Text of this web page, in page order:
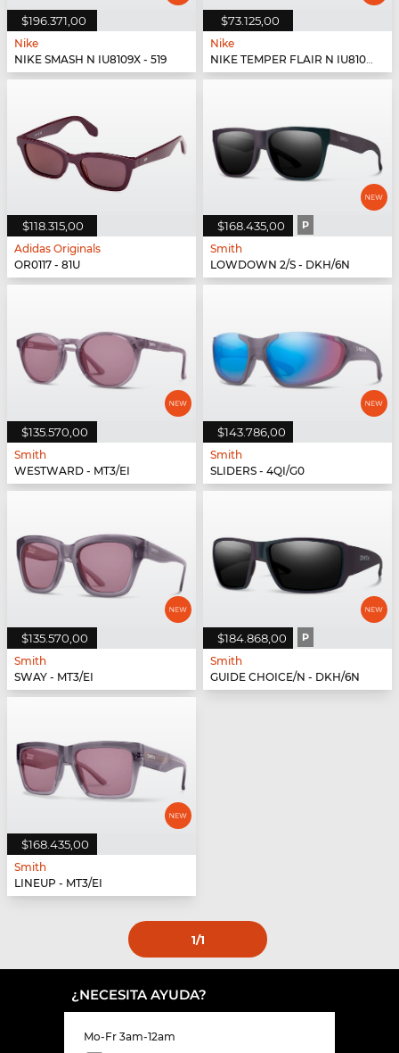
$196.371,00
Nike
NIKE SMASH N IU8109X - 519
$73.125,00
Nike
NIKE TEMPER FLAIR N IU8102X - 204
$118.315,00
Adidas Originals
OR0117 - 81U
$168.435,00 P
Smith
LOWDOWN 2/S - DKH/6N
$135.570,00
Smith
WESTWARD - MT3/EI
$143.786,00
Smith
SLIDERS - 4QI/G0
$135.570,00
Smith
SWAY - MT3/EI
$184.868,00 P
Smith
GUIDE CHOICE/N - DKH/6N
$168.435,00
Smith
LINEUP - MT3/EI
1/1
¿NECESITA AYUDA?
Mo-Fr 3am-12am